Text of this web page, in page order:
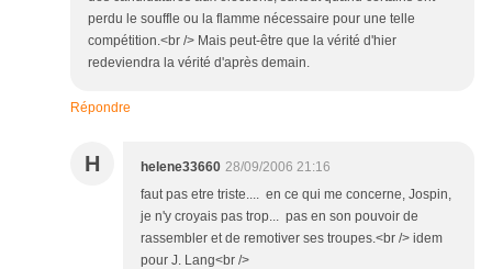
perdu le souffle ou la flamme nécessaire pour une telle
compétition.<br /> Mais peut-être que la vérité d'hier
redeviendra la vérité d'après demain.
Répondre
H helene33660 28/09/2006 21:16
faut pas etre triste.... en ce qui me concerne, Jospin,
je n'y croyais pas trop... pas en son pouvoir de
rassembler et de remotiver ses troupes.<br /> idem
pour J. Lang<br />